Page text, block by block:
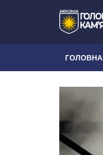
ГОЛОВНА